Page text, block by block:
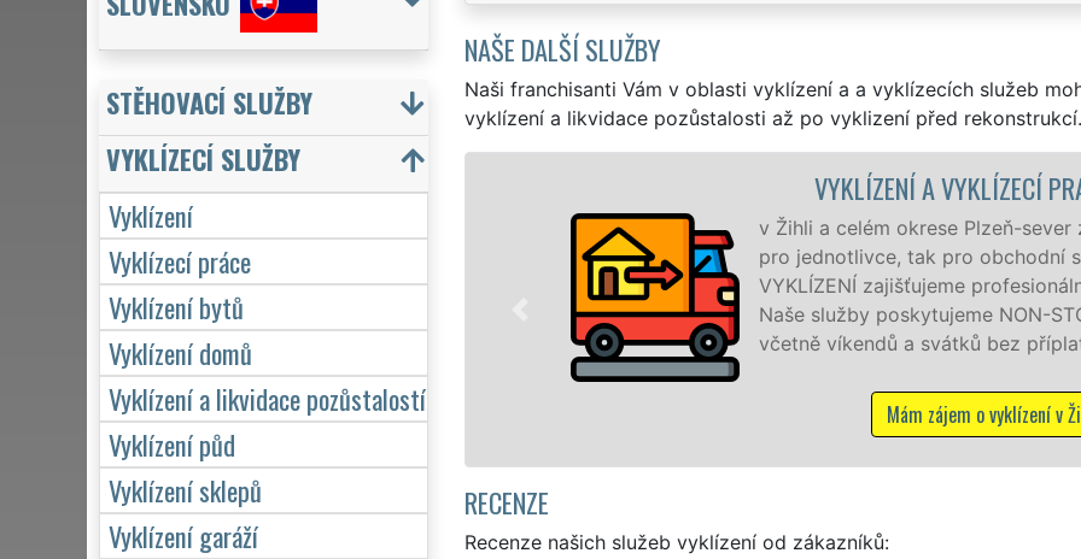
NAŠE DALŠÍ SLUŽBY
Naši franchisanti Vám v oblasti vyklízení a a vyklízecích služeb
vyklízení a likvidace pozůstalosti až po vyklizení před rekonstrukcí.
VYKLÍZENÍ A VYKLÍZECÍ PRÁCE ŽIHLE
v Žihli a celém okrese Plzeň-sever zajišťujeme služby vyklízení, a to jak
pro jednotlivce, tak pro obchodní společnosti. Pod značkou sítě EXTRA
VYKLÍZENÍ zajišťujeme profesionální a kvalitní servis se zárukou kvality.
Naše služby poskytujeme NON-STOP 24 hodin denně, 7 dní v týdnu
včetně víkendů a svátků bez příplatků.
RECENZE
Recenze našich služeb vyklízení od zákazníků:
STĚHOVACÍ SLUŽBY
VYKLÍZECÍ SLUŽBY
Vyklízení
Vyklízecí práce
Vyklízení bytů
Vyklízení domů
Vyklízení a likvidace pozůstalostí
Vyklízení půd
Vyklízení sklepů
Vyklízení garáží